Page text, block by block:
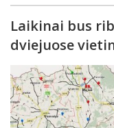
Laikinai bus
dviejuose